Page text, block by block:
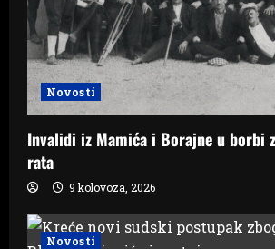
Novosti
Invalidi iz Mamića i Borajne u borbi
rata
9 kolovoza, 2026
Novosti